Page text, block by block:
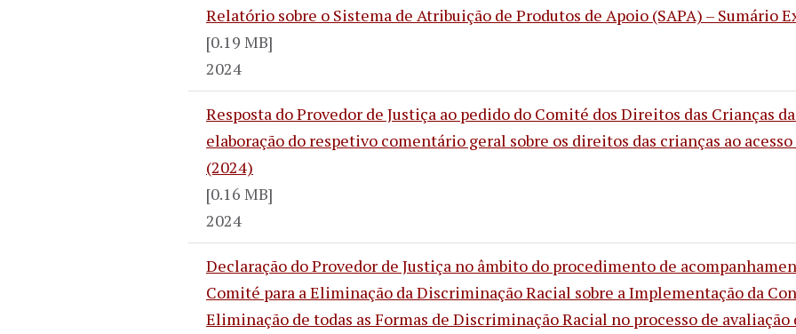
Relatório sobre o Sistema de Atribuição de Produtos de Apoio (SAPA) – Sumário
[0.19 MB]
2024
Resposta do Provedor de Justiça ao pedido do Comité dos Direitos das Crianças
elaboração do respetivo comentário geral sobre os direitos das crianças ao
(2024)
[0.16 MB]
2024
Declaração do Provedor de Justiça no âmbito do procedimento de
Comité para a Eliminação da Discriminação Racial sobre a Implementação da
Eliminação de todas as Formas de Discriminação Racial no processo de avaliação